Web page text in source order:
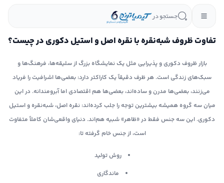
جستجو در
تفاوت ظروف شبه‌نقره با نقره اصل و استیل دکوری در چیست؟
بازار ظروف دکوری و پذیرایی مثل یک نمایشگاه بزرگ از سلیقه‌ها، فرهنگ‌ها و
سبک‌های زندگی است. هر ظرف دقیقاً یک کاراکتر دارد: بعضی‌ها اشرافیت را فریاد
می‌زنند، بعضی‌ها مدرن و ساده‌اند، بعضی‌ها هم اقتصادی اما آبرومندانه. در این
میان سه گروه همیشه بیشترین توجه را جلب کرده‌اند: نقره اصل، شبه‌نقره و استیل
دکوری. این سه جنس فقط در «ظاهر» شبیه هم‌اند. دنیای واقعی‌شان کاملاً متفاوت
است، از جنس خام گرفته تا:
روش تولید
ماندگاری